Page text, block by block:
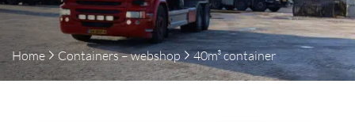
Home Containers – webshop 40m³ container